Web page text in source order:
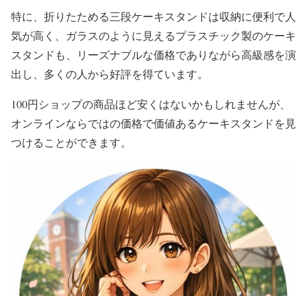
特に、折りたためる三段ケーキスタンドは収納に便利で人
気が高く、ガラスのように見えるプラスチック製のケーキ
スタンドも、リーズナブルな価格でありながら高級感を演
出し、多くの人から好評を得ています。
100円ショップの商品ほど安くはないかもしれませんが、
オンラインならではの価格で価値あるケーキスタンドを見
つけることができます。